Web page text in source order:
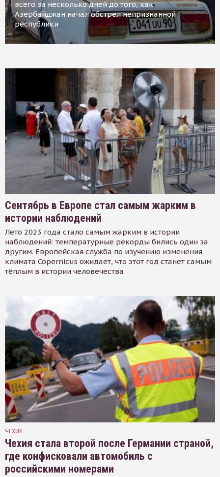
всего за несколько дней до того, как
Азербайджан начал обстрел непризнанной
республики
Сентябрь в Европе стал самым жарким в
истории наблюдений
Лето 2023 года стало самым жарким в истории
наблюдений: температурные рекорды бились один за
другим. Европейская служба по изучению изменения
климата Copernicus ожидает, что этот год станет самым
тёплым в истории человечества
ЧЕХИЯ
Чехия стала второй после Германии страной,
где конфисковали автомобиль с
российскими номерами